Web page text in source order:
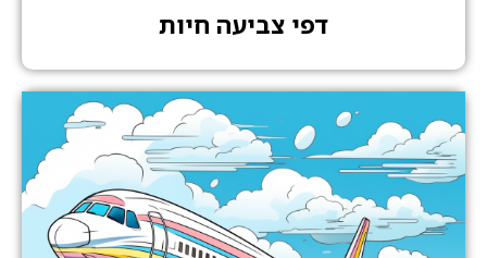
דפי צביעה חיות